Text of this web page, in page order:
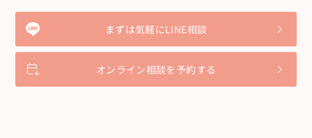
まずは気軽にLINE相談
オンライン相談を予約する